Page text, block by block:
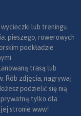
lub treningu.
pieszego, rowerowych
podkładzie
trasą lub
Rób zdjęcia, nagrywaj
podzielić się nią
prywatną tylko dla
stronie www!